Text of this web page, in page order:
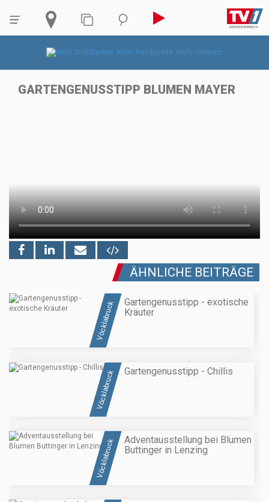
GARTENGENUSSTIPP BLUMEN MAYER
ÄHNLICHE BEITRÄGE
Vöcklabruck
Gartengenusstipp - exotische
Kräuter
Vöcklabruck Gartengenusstipp - Chillis
Vöcklabruck
Adventausstellung bei Blumen
Buttinger in Lenzing